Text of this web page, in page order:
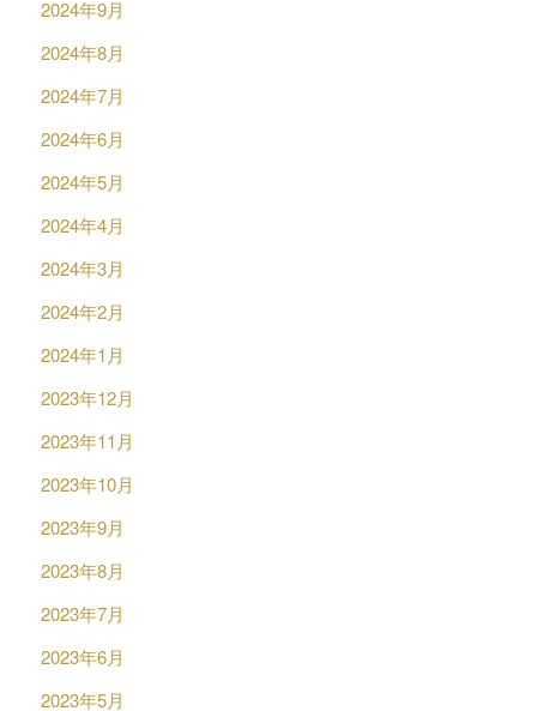
2024年9月
2024年8月
2024年7月
2024年6月
2024年5月
2024年4月
2024年3月
2024年2月
2024年1月
2023年12月
2023年11月
2023年10月
2023年9月
2023年8月
2023年7月
2023年6月
2023年5月